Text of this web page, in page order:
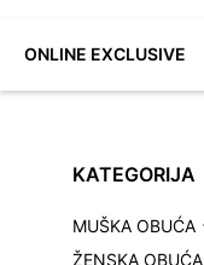
ONLINE EXCLUSIVE
KATEGORIJA
MUŠKA OBUĆA
ŽENSKA OBUĆA